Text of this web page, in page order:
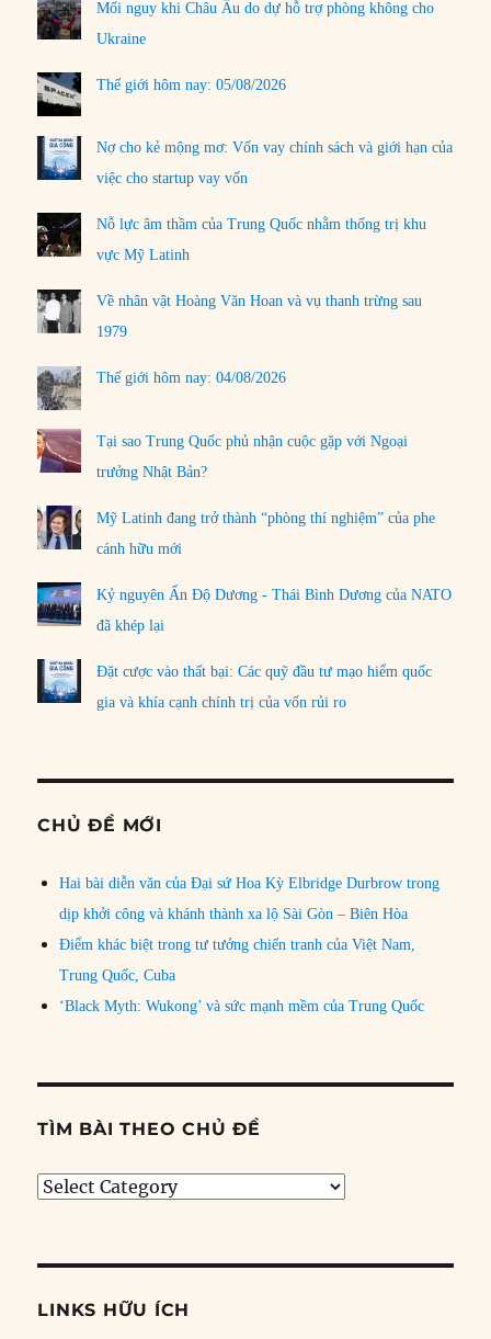
Mối nguy khi Châu Âu do dự hỗ trợ phòng không cho
Ukraine
Thế giới hôm nay: 05/08/2026
Nợ cho kẻ mộng mơ: Vốn vay chính sách và giới hạn của
việc cho startup vay vốn
Nỗ lực âm thầm của Trung Quốc nhằm thống trị khu
vực Mỹ Latinh
Về nhân vật Hoàng Văn Hoan và vụ thanh trừng sau
1979
Thế giới hôm nay: 04/08/2026
Tại sao Trung Quốc phủ nhận cuộc gặp với Ngoại
trưởng Nhật Bản?
Mỹ Latinh đang trở thành “phòng thí nghiệm” của phe
cánh hữu mới
Kỷ nguyên Ấn Độ Dương - Thái Bình Dương của NATO
đã khép lại
Đặt cược vào thất bại: Các quỹ đầu tư mạo hiểm quốc
gia và khía cạnh chính trị của vốn rủi ro
CHỦ ĐỀ MỚI
Hai bài diễn văn của Đại sứ Hoa Kỳ Elbridge Durbrow trong
dịp khởi công và khánh thành xa lộ Sài Gòn – Biên Hòa
Điểm khác biệt trong tư tưởng chiến tranh của Việt Nam,
Trung Quốc, Cuba
‘Black Myth: Wukong’ và sức mạnh mềm của Trung Quốc
TÌM BÀI THEO CHỦ ĐỀ
Tìm
đề
LINKS HỮU ÍCH